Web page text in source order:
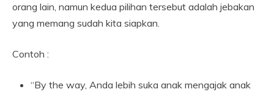
orang lain, namun kedua pilihan tersebut adalah jebakan
yang memang sudah kita siapkan.
Contoh :
“By the way, Anda lebih suka anak mengajak anak